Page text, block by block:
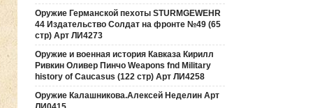
Оружие Германской пехоты STURMGEWEHR
44 Издательство Солдат на фронте №49 (65
стр) Арт ЛИ4273
Оружие и военная история Кавказа Кирилл
Ривкин Оливер Пинчо Weapons fnd Military
history of Caucasus (122 стр) Арт ЛИ4258
Оружие Калашникова.Алексей Неделин Арт